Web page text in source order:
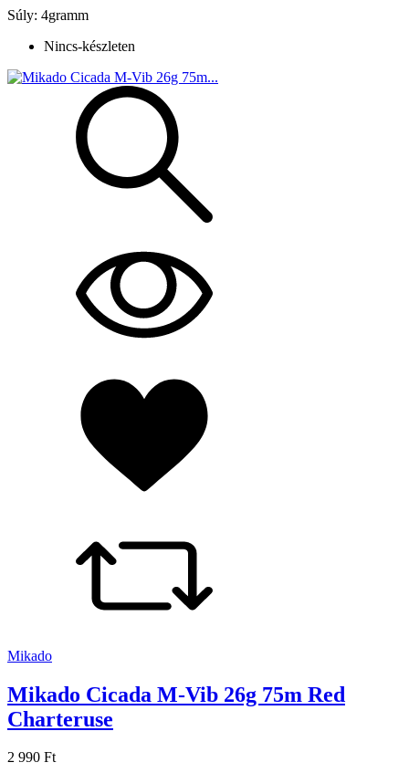
Súly: 4gramm
Nincs-készleten
Mikado
Mikado Cicada M-Vib 26g 75m Red
Charteruse
2 990 Ft